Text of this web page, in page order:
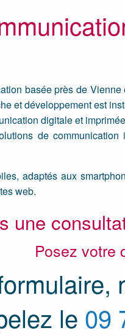
basée près de
et développement est
digitale et
de
adaptés aux
web.
une
Posez votre
le 09